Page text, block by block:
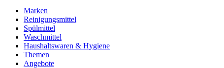
Marken
Reinigungsmittel
Spülmittel
Waschmittel
Haushaltswaren & Hygiene
Themen
Angebote